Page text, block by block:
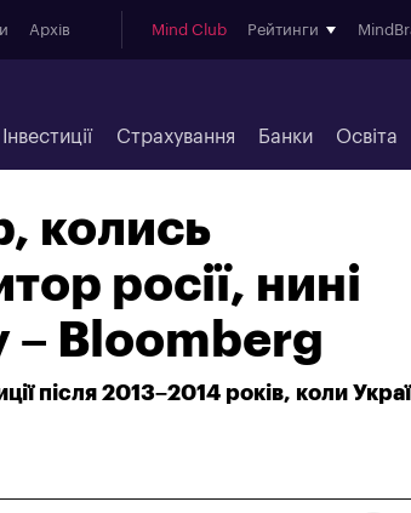
Архів Mind Club Рейтинги
Інвестиції Страхування Банки Освіта
колись
росії, нині
– Bloomberg
після 2013–2014 років, коли